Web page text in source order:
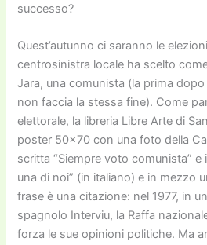
successo?
Quest’autunno ci saranno le
centrosinistra locale ha scelto
Jara, una comunista (la prima
non faccia la stessa fine). Come
elettorale, la libreria Libre Arte di
poster 50×70 con una foto della
scritta “Siempre voto comunista” e
una di noi” (in italiano) e in mezzo
frase è una citazione: nel 1977, in
spagnolo Interviu, la Raffa
forza le sue opinioni politiche. Ma